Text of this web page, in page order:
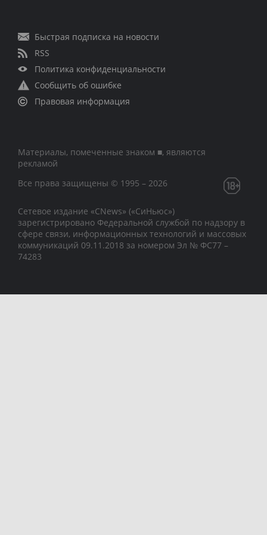
Быстрая подписка на новости
RSS
Политика конфиденциальности
Сообщить об ошибке
Правовая информация
Материалы, помеченные знаком ■, являются
рекламой
Все права защищены © 1995 – 2026
Сетевое издание «CNews» («СиНьюс»)
зарегистрировано Федеральной службой по надзору в
сфере связи, информационных технологий и массовых
коммуникаций 09.11.2018 за номером Эл № ФС77 –
74283